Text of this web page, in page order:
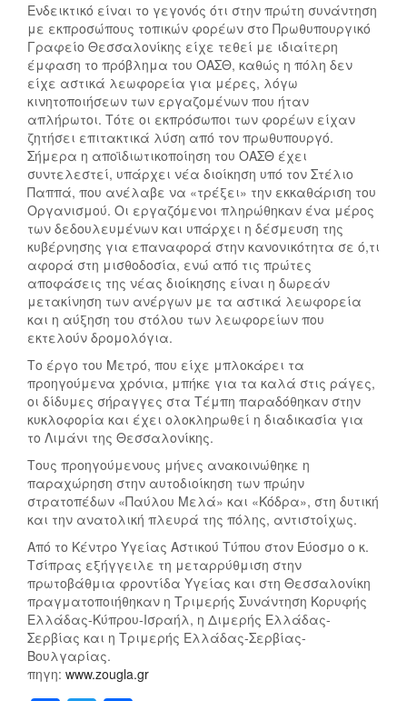
Ενδεικτικό είναι το γεγονός ότι στην πρώτη συνάντηση
με εκπροσώπους τοπικών φορέων στο Πρωθυπουργικό
Γραφείο Θεσσαλονίκης είχε τεθεί με ιδιαίτερη
έμφαση το πρόβλημα του ΟΑΣΘ, καθώς η πόλη δεν
είχε αστικά λεωφορεία για μέρες, λόγω
κινητοποιήσεων των εργαζομένων που ήταν
απλήρωτοι. Τότε οι εκπρόσωποι των φορέων είχαν
ζητήσει επιτακτικά λύση από τον πρωθυπουργό.
Σήμερα η αποϊδιωτικοποίηση του ΟΑΣΘ έχει
συντελεστεί, υπάρχει νέα διοίκηση υπό τον Στέλιο
Παππά, που ανέλαβε να «τρέξει» την εκκαθάριση του
Οργανισμού. Οι εργαζόμενοι πληρώθηκαν ένα μέρος
των δεδουλευμένων και υπάρχει η δέσμευση της
κυβέρνησης για επαναφορά στην κανονικότητα σε ό,τι
αφορά στη μισθοδοσία, ενώ από τις πρώτες
αποφάσεις της νέας διοίκησης είναι η δωρεάν
μετακίνηση των ανέργων με τα αστικά λεωφορεία
και η αύξηση του στόλου των λεωφορείων που
εκτελούν δρομολόγια.
Το έργο του Μετρό, που είχε μπλοκάρει τα
προηγούμενα χρόνια, μπήκε για τα καλά στις ράγες,
οι δίδυμες σήραγγες στα Τέμπη παραδόθηκαν στην
κυκλοφορία και έχει ολοκληρωθεί η διαδικασία για
το Λιμάνι της Θεσσαλονίκης.
Τους προηγούμενους μήνες ανακοινώθηκε η
παραχώρηση στην αυτοδιοίκηση των πρώην
στρατοπέδων «Παύλου Μελά» και «Κόδρα», στη δυτική
και την ανατολική πλευρά της πόλης, αντιστοίχως.
Από το Κέντρο Υγείας Αστικού Τύπου στον Εύοσμο ο κ.
Τσίπρας εξήγγειλε τη μεταρρύθμιση στην
πρωτοβάθμια φροντίδα Υγείας και στη Θεσσαλονίκη
πραγματοποιήθηκαν η Τριμερής Συνάντηση Κορυφής
Ελλάδας-Κύπρου-Ισραήλ, η Διμερής Ελλάδας-
Σερβίας και η Τριμερής Ελλάδας-Σερβίας-
Βουλγαρίας.
πηγη: www.zougla.gr